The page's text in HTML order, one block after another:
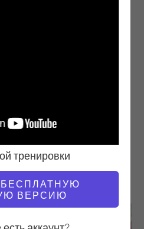
тренировки
ВЕРСИЮ
ДЛЯ
вам могут